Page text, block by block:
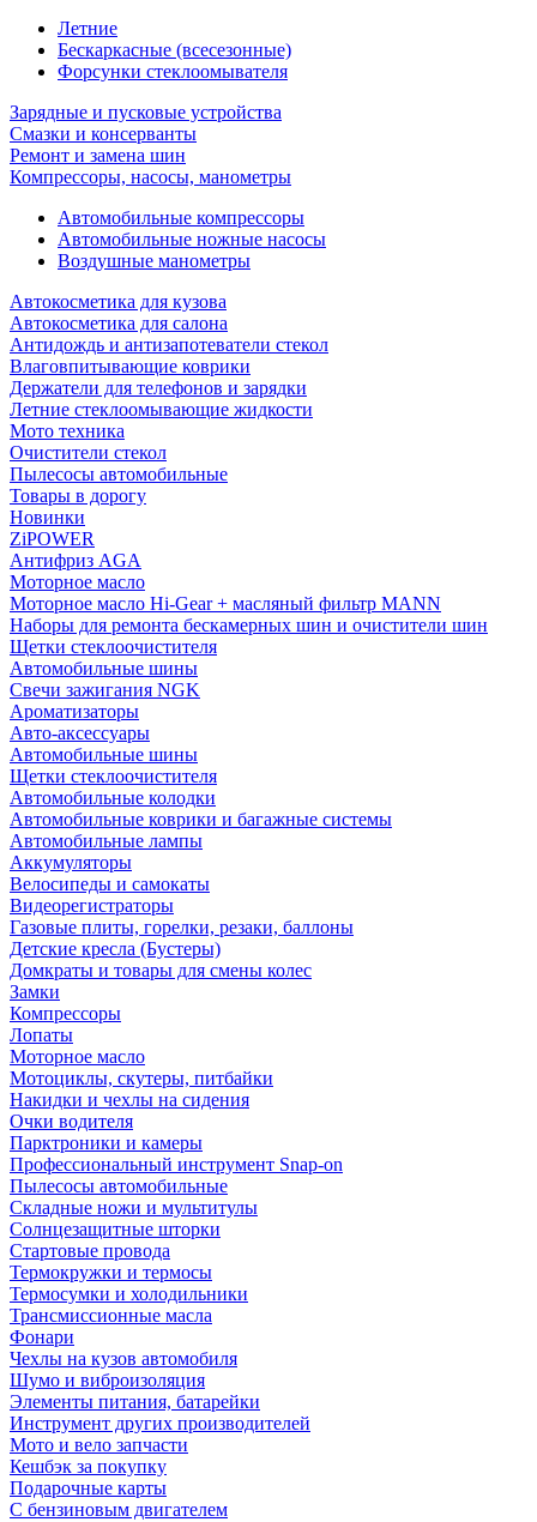
Летние
Бескаркасные (всесезонные)
Форсунки стеклоомывателя
Зарядные и пусковые устройства
Смазки и консерванты
Ремонт и замена шин
Компрессоры, насосы, манометры
Автомобильные компрессоры
Автомобильные ножные насосы
Воздушные манометры
Автокосметика для кузова
Автокосметика для салона
Антидождь и антизапотеватели стекол
Влаговпитывающие коврики
Держатели для телефонов и зарядки
Летние стеклоомывающие жидкости
Мото техника
Очистители стекол
Пылесосы автомобильные
Товары в дорогу
Новинки
ZiPOWER
Антифриз AGA
Моторное масло
Моторное масло Hi-Gear + масляный фильтр MANN
Наборы для ремонта бескамерных шин и очистители шин
Щетки стеклоочистителя
Автомобильные шины
Свечи зажигания NGK
Ароматизаторы
Авто-аксессуары
Автомобильные шины
Щетки стеклоочистителя
Автомобильные колодки
Автомобильные коврики и багажные системы
Автомобильные лампы
Аккумуляторы
Велосипеды и самокаты
Видеорегистраторы
Газовые плиты, горелки, резаки, баллоны
Детские кресла (Бустеры)
Домкраты и товары для смены колес
Замки
Компрессоры
Лопаты
Моторное масло
Мотоциклы, скутеры, питбайки
Накидки и чехлы на сидения
Очки водителя
Парктроники и камеры
Профессиональный инструмент Snap-on
Пылесосы автомобильные
Складные ножи и мультитулы
Солнцезащитные шторки
Стартовые провода
Термокружки и термосы
Термосумки и холодильники
Трансмиссионные масла
Фонари
Чехлы на кузов автомобиля
Шумо и виброизоляция
Элементы питания, батарейки
Инструмент других производителей
Мото и вело запчасти
Кешбэк за покупку
Подарочные карты
С бензиновым двигателем